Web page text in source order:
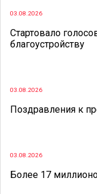
03.08.2026
Стартовало
благоустройству
03.08.2026
Поздравления к
03.08.2026
Более 17